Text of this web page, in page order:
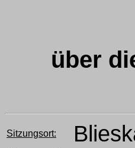
über
Sitzungsort: